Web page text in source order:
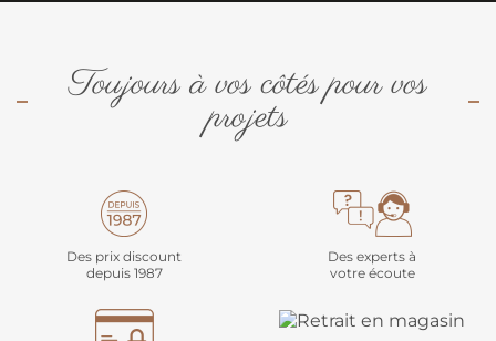
Toujours à vos côtés pour vos
projets
Des prix discount
depuis 1987
Des experts à
votre écoute